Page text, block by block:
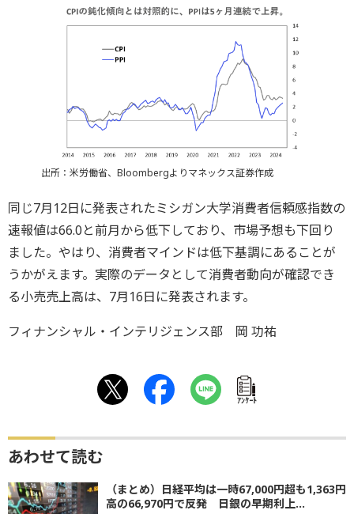
出所：米労働省、Bloombergよりマネックス証券作成
同じ7月12日に発表されたミシガン大学消費者信頼感指数の
速報値は66.0と前月から低下しており、市場予想も下回り
ました。やはり、消費者マインドは低下基調にあることが
うかがえます。実際のデータとして消費者動向が確認でき
る小売売上高は、7月16日に発表されます。
フィナンシャル・インテリジェンス部 岡 功祐
ｱﾝｹｰﾄ
あわせて読む
（まとめ）日経平均は一時67,000円超も1,363円
高の66,970円で反発 日銀の早期利上...